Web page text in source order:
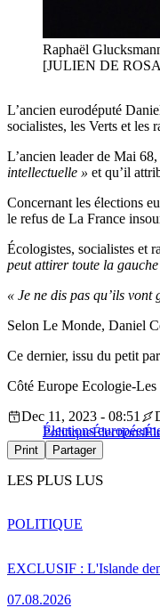
Raphaël
[JULIEN DE
L’ancien eurodéputé
socialistes, les Verts et les
L’ancien leader de Mai
intellectuelle » et qu’il
Concernant les élections
le refus de La France
Écologistes, socialistes et
peut attirer toute la
« Je ne dis pas qu’ils
Selon Le Monde, Daniel
Ce dernier, issu du petit
Côté Europe Ecologie-Les
Élections
Dec 11, 2023 - 08:51
PolitiqueÉlections
Print Partager
LES PLUS LUS
EXCLUSIF : L'Islande
07.08.2026
POLITIQUE